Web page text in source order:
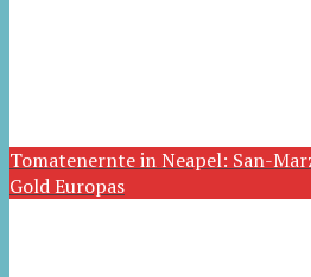
Tomatenernte in Neapel: San-
Gold Europas